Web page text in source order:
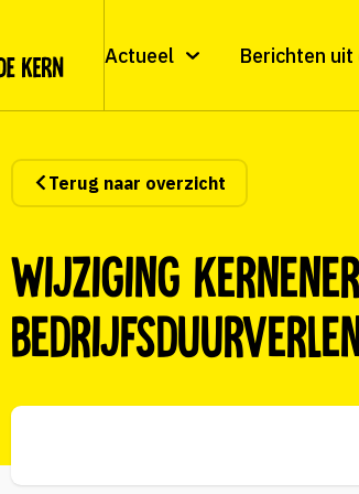
Actueel Berichten uit
Terug naar overzicht
Wijziging